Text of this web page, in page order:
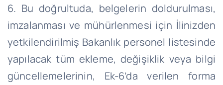
6. Bu doğrultuda, belgelerin doldurulması,
imzalanması ve mühürlenmesi için İlinizden
yetkilendirilmiş Bakanlık personel listesinde
yapılacak tüm ekleme, değişiklik veya bilgi
güncellemelerinin, Ek-6’da verilen forma